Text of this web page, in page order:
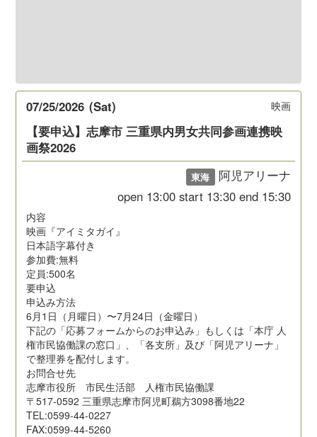
映画
07/25/2026 (Sat)
【要申込】志摩市 三重県内男女共同参画連携映
画祭2026
東海
阿児アリーナ
open 13:00 start 13:30 end 15:30
内容
映画『アイミタガイ』
日本語字幕付き
参加費:無料
定員:500名
要申込
申込み方法
6月1日（月曜日）〜7月24日（金曜日）
下記の「応募フォームからのお申込み」もしくは「本庁 人
権市民協働課の窓口」、「各支所」及び「阿児アリーナ」
で整理券を配付します。
お問合せ先
志摩市役所 市民生活部 人権市民協働課
〒517-0592 三重県志摩市阿児町鵜方3098番地22
TEL:0599-44-0227
FAX:0599-44-5260